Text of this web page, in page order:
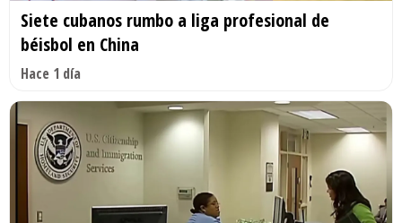
Siete cubanos rumbo a liga profesional de
béisbol en China
Hace 1 día